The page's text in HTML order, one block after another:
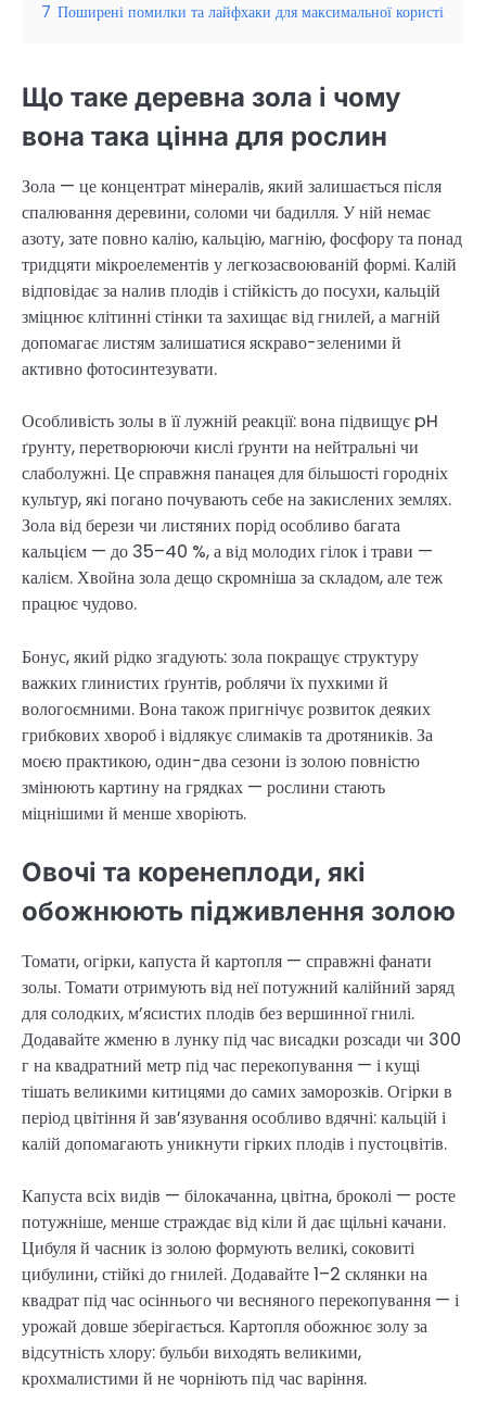
7 Поширені помилки та лайфхаки для максимальної користі
Що таке деревна зола і чому
вона така цінна для рослин
Зола — це концентрат мінералів, який залишається після
спалювання деревини, соломи чи бадилля. У ній немає
азоту, зате повно калію, кальцію, магнію, фосфору та понад
тридцяти мікроелементів у легкозасвоюваній формі. Калій
відповідає за налив плодів і стійкість до посухи, кальцій
зміцнює клітинні стінки та захищає від гнилей, а магній
допомагає листям залишатися яскраво-зеленими й
активно фотосинтезувати.
Особливість золы в її лужній реакції: вона підвищує pH
ґрунту, перетворюючи кислі ґрунти на нейтральні чи
слаболужні. Це справжня панацея для більшості городніх
культур, які погано почувають себе на закислених землях.
Зола від берези чи листяних порід особливо багата
кальцієм — до 35–40 %, а від молодих гілок і трави —
калієм. Хвойна зола дещо скромніша за складом, але теж
працює чудово.
Бонус, який рідко згадують: зола покращує структуру
важких глинистих ґрунтів, роблячи їх пухкими й
вологоємними. Вона також пригнічує розвиток деяких
грибкових хвороб і відлякує слимаків та дротяників. За
моєю практикою, один-два сезони із золою повністю
змінюють картину на грядках — рослини стають
міцнішими й менше хворіють.
Овочі та коренеплоди, які
обожнюють підживлення золою
Томати, огірки, капуста й картопля — справжні фанати
золы. Томати отримують від неї потужний калійний заряд
для солодких, м’ясистих плодів без вершинної гнилі.
Додавайте жменю в лунку під час висадки розсади чи 300
г на квадратний метр під час перекопування — і кущі
тішать великими китицями до самих заморозків. Огірки в
період цвітіння й зав’язування особливо вдячні: кальцій і
калій допомагають уникнути гірких плодів і пустоцвітів.
Капуста всіх видів — білокачанна, цвітна, броколі — росте
потужніше, менше страждає від кіли й дає щільні качани.
Цибуля й часник із золою формують великі, соковиті
цибулини, стійкі до гнилей. Додавайте 1–2 склянки на
квадрат під час осіннього чи весняного перекопування — і
урожай довше зберігається. Картопля обожнює золу за
відсутність хлору: бульби виходять великими,
крохмалистими й не чорніють під час варіння.